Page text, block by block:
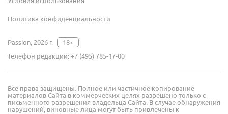
Политика конфиденциальности
Passion, 2026 г.
18+
Телефон редакции:+7 (495) 785-17-00
Все права защищены. Полное или частичное копирование
материалов Сайта в коммерческих целях разрешено только с
письменного разрешения владельца Сайта. В случае обнаружения
нарушений, виновные лица могут быть привлечены к